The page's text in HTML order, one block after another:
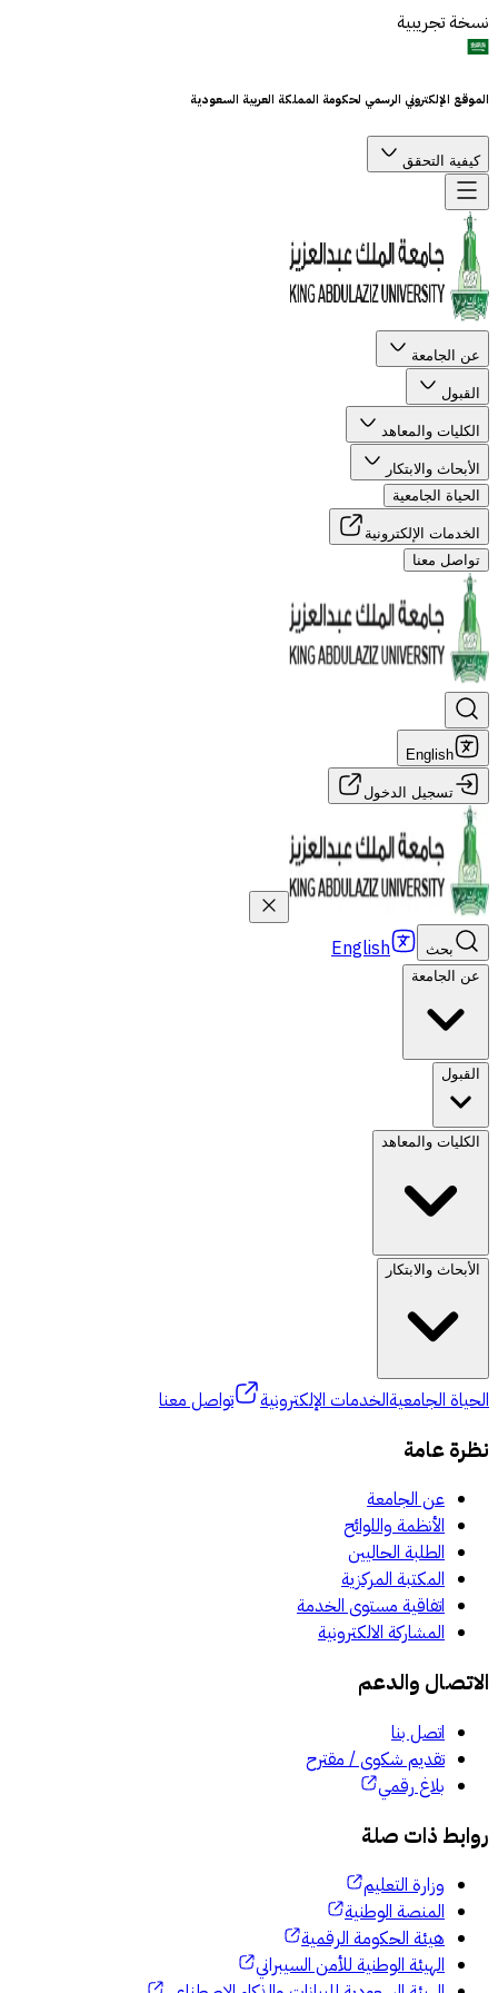
نسخة تجريبية
الموقع الإلكتروني الرسمي لحكومة المملكة العربية السعودية
كيفية التحقق
عن الجامعة
القبول
الكليات والمعاهد
الأبحاث والابتكار
الحياة الجامعية
الخدمات الإلكترونية
تواصل معنا
English
تسجيل الدخول
بحث English
عن الجامعة
القبول
الكليات والمعاهد
الأبحاث والابتكار
الحياة الجامعيةالخدمات الإلكترونية تواصل معنا
نظرة عامة
عن الجامعة
الأنظمة واللوائح
الطلبة الحاليين
المكتبة المركزية
اتفاقية مستوى الخدمة
المشاركة الالكترونية
الاتصال والدعم
اتصل بنا
تقديم شكوى / مقترح
بلاغ رقمي
روابط ذات صلة
وزارة التعليم
المنصة الوطنية
هيئة الحكومة الرقمية
الهيئة الوطنية للأمن السيبراني